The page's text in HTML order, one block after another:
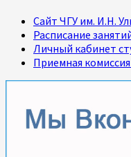
Сайт ЧГУ им. И.Н.
Расписание
Личный кабинет
Приемная